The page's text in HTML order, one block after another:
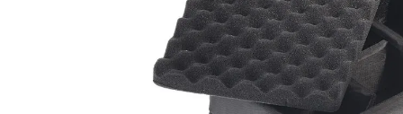
7. card memorie
8. ulanzi
9. insta 360